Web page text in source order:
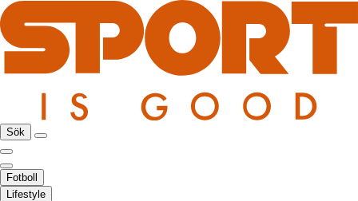
Sök
Fotboll
Lifestyle